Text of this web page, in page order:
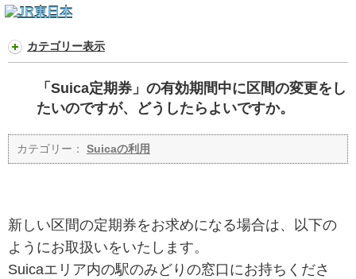
カテゴリー表示
「Suica定期券」の有効期間中に区間の変更をし
たいのですが、どうしたらよいですか。
カテゴリー： Suicaの利用
新しい区間の定期券をお求めになる場合は、以下の
ようにお取扱いをいたします。
Suicaエリア内の駅のみどりの窓口にお持ちくださ